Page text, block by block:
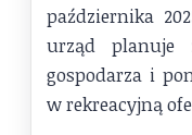
października
urząd planuje
gospodarza i
w rekreacyjną